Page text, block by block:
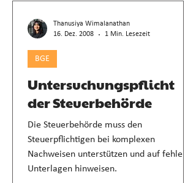
Untersuchungspflicht
der Steuerbehörde
Die Steuerbehörde muss den
Steuerpflichtigen bei komplexen
Nachweisen unterstützen und auf fehlende
Unterlagen hinweisen.
BGE
Thanusiya Wimalanathan
16. Dez. 2008
1 Min. Lesezeit